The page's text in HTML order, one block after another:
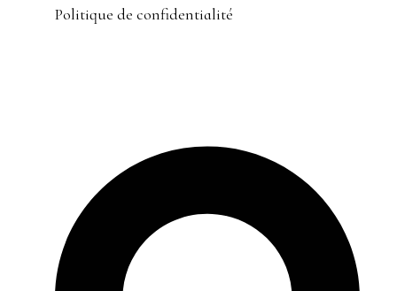
Politique de confidentialité